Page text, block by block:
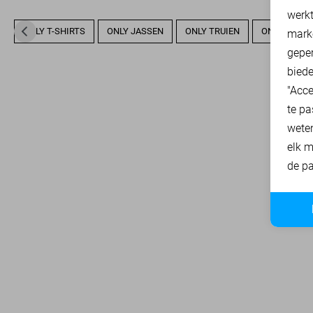
ONLY T-SHIRTS ONLY JASSEN ONLY TRUIEN ONLY
te
elk
de